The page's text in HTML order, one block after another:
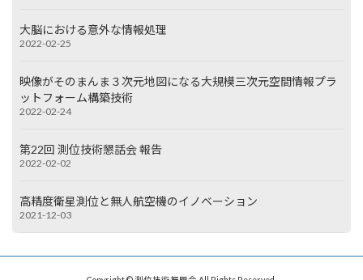
大脳における意外な情報処理
2022-02-25
映像がそのまんま３次元地図になる大規模三次元空間情報プラ
ットフォーム構築技術
2022-02-24
第22回 測位技術懇話会 報告
2022-02-02
高精度衛星測位と無人航空機のイノベーション
2021-12-03